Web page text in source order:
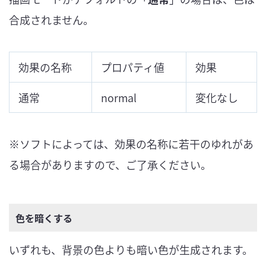
合成されません。
効果の名称 プロパティ値
効果
通常
normal 変化なし
※ソフトによっては、効果の名称に若干のゆれがあ
る場合がありますので、ご了承ください。
色を暗くする
いずれも、背景の色よりも暗い色が生成されます。